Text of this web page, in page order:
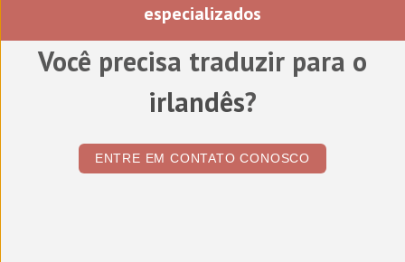
especializados
Você precisa traduzir para o
irlandês?
ENTRE EM CONTATO CONOSCO